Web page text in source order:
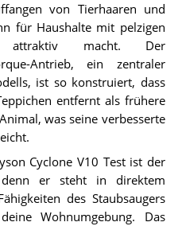
von Tierhaaren und
für Haushalte mit pelzigen
attraktiv macht. Der
Antrieb, ein zentraler
ist so konstruiert, dass
entfernt als frühere
was seine verbesserte
Cyclone V10 Test ist der
denn er steht in direktem
des Staubsaugers
Wohnumgebung. Das